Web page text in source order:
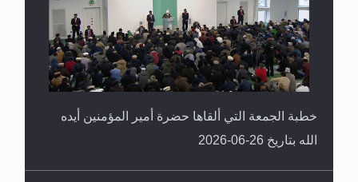
خطبة الجمعة التي ألقاها حضرة أمير المؤمنين أيده
الله بتاريخ 26-06-2026